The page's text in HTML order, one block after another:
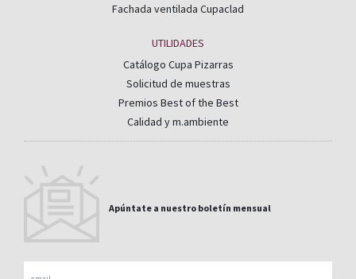
Fachada ventilada Cupaclad
UTILIDADES
Catálogo Cupa Pizarras
Solicitud de muestras
Premios Best of the Best
Calidad y m.ambiente
Apúntate a nuestro boletín mensual